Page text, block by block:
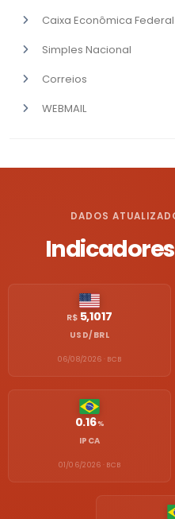
Caixa Econômica Federal
Simples Nacional
Correios
WEBMAIL
DADOS
R$ 5,1017
USD/BRL
06/08/2026 · BCB
0.16%
IPCA
01/06/2026 · BCB